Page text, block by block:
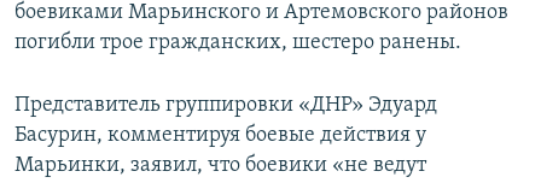
боевиками Марьинского и Артемовского районов
погибли трое гражданских, шестеро ранены.
Представитель группировки «ДНР» Эдуард
Басурин, комментируя боевые действия у
Марьинки, заявил, что боевики «не ведут